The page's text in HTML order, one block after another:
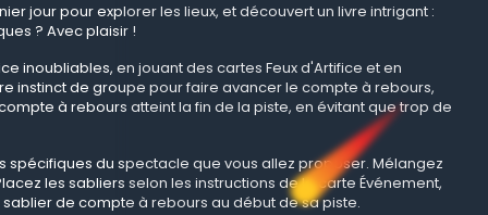
jour pour explorer les lieux, et découvert un livre intrigant :
? Avec plaisir !
inoubliables, en jouant des cartes Feux d'Artifice et en
instinct de groupe pour faire avancer le compte à rebours,
à rebours atteint la fin de la piste, en évitant que trop de
du spectacle que vous allez proposer. Mélangez
les sabliers selon les instructions de la carte Événement,
de compte à rebours au début de sa piste.